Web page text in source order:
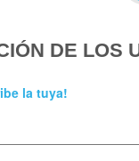
DE LOS
la tuya!